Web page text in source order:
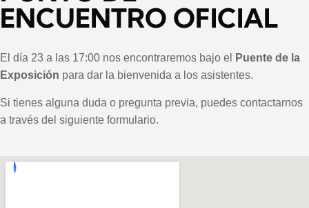
ENCUENTRO OFICIAL
El día 23 a las 17:00 nos encontraremos bajo el
Puente de la
Exposición para dar la bienvenida a los asistentes.
Si tienes alguna duda o pregunta previa, puedes contactarnos
a través del siguiente formulario.